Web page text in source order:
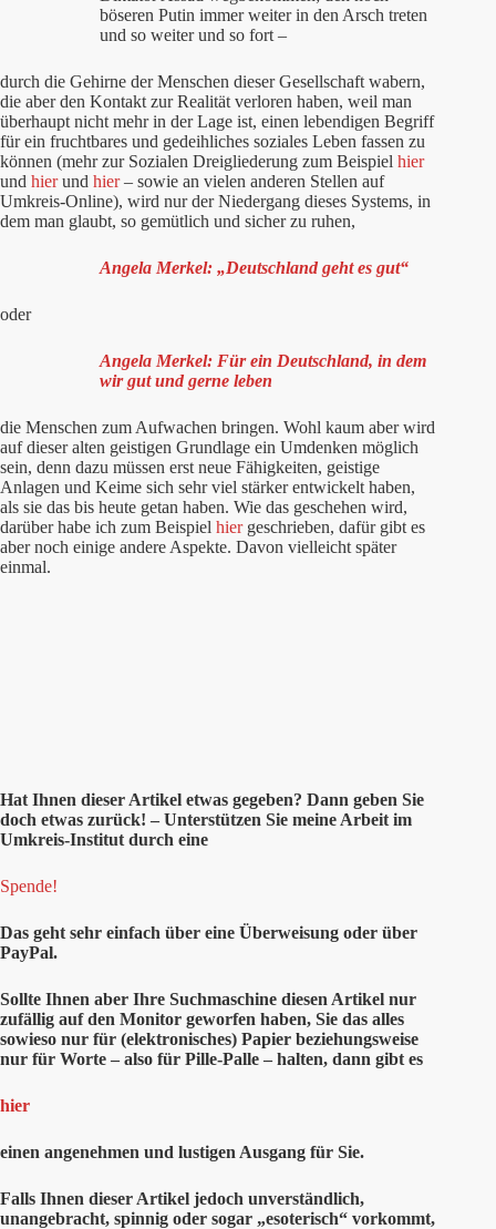
böseren Putin immer weiter in den Arsch treten
und so weiter und so fort –
durch die Gehirne der Menschen dieser Gesellschaft wabern,
die aber den Kontakt zur Realität verloren haben, weil man
überhaupt nicht mehr in der Lage ist, einen lebendigen Begriff
für ein fruchtbares und gedeihliches soziales Leben fassen zu
können (mehr zur Sozialen Dreigliederung zum Beispiel hier
und hierund hier– sowie an vielen anderen Stellen auf
Umkreis-Online), wird nur der Niedergang dieses Systems, in
dem man glaubt, so gemütlich und sicher zu ruhen,
Angela Merkel: „Deutschland geht es gut“
oder
Angela Merkel: Für ein Deutschland, in dem
wir gut und gerne leben
die Menschen zum Aufwachen bringen. Wohl kaum aber wird
auf dieser alten geistigen Grundlage ein Umdenken möglich
sein, denn dazu müssen erst neue Fähigkeiten, geistige
Anlagen und Keime sich sehr viel stärker entwickelt haben,
als sie das bis heute getan haben. Wie das geschehen wird,
darüber habe ich zum Beispiel hiergeschrieben, dafür gibt es
aber noch einige andere Aspekte. Davon vielleicht später
einmal.
Hat Ihnen dieser Artikel etwas gegeben? Dann geben Sie
doch etwas zurück! – Unterstützen Sie meine Arbeit im
Umkreis-Institut durch eine
Spende!
Das geht sehr einfach über eine Überweisung oder über
PayPal.
Sollte Ihnen aber Ihre Suchmaschine diesen Artikel nur
zufällig auf den Monitor geworfen haben, Sie das alles
sowieso nur für (elektronisches) Papier beziehungsweise
nur für Worte – also für Pille-Palle – halten, dann gibt es
hier
einen angenehmen und lustigen Ausgang für Sie.
Falls Ihnen dieser Artikel jedoch unverständlich,
unangebracht, spinnig oder sogar „esoterisch“ vorkommt,